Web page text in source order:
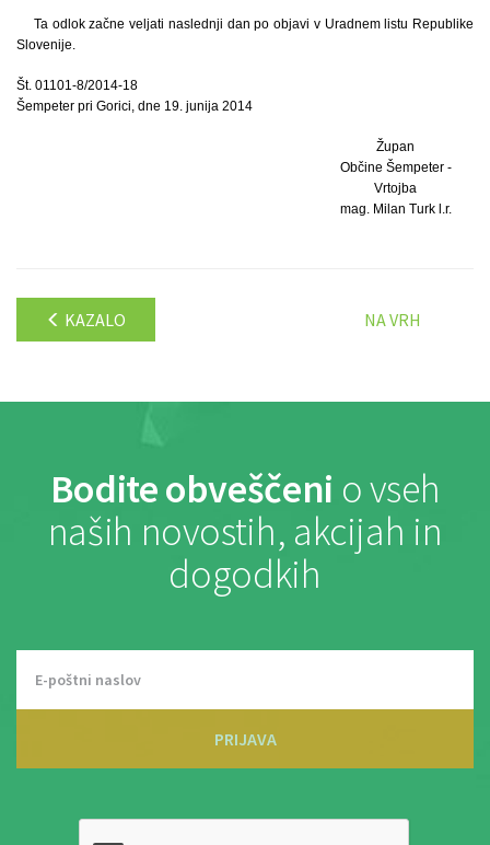
Ta odlok začne veljati naslednji dan po objavi v Uradnem listu Republike
Slovenije.
Št. 01101-8/2014-18
Šempeter pri Gorici, dne 19. junija 2014
Župan
Občine Šempeter -
Vrtojba
mag. Milan Turk l.r.
KAZALO NA VRH
Bodite obveščeni o vseh
naših novostih, akcijah in
dogodkih
PRIJAVA